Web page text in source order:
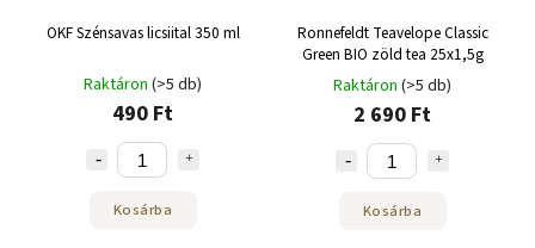
OKF Szénsavas licsiital 350 ml
Raktáron (>5 db)
490 Ft
Kosárba
Ronnefeldt Teavelope Classic
Green BIO zöld tea 25x1,5g
Raktáron (>5 db)
2 690 Ft
Kosárba